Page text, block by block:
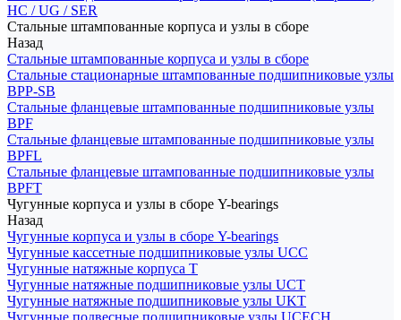
HC / UG / SER
Стальные штампованные корпуса и узлы в сборе
Назад
Стальные штампованные корпуса и узлы в сборе
Стальные стационарные штампованные подшипниковые узлы
BPP-SB
Стальные фланцевые штампованные подшипниковые узлы
BPF
Стальные фланцевые штампованные подшипниковые узлы
BPFL
Стальные фланцевые штампованные подшипниковые узлы
BPFT
Чугунные корпуса и узлы в сборе Y-bearings
Назад
Чугунные корпуса и узлы в сборе Y-bearings
Чугунные кассетные подшипниковые узлы UCC
Чугунные натяжные корпуса T
Чугунные натяжные подшипниковые узлы UCT
Чугунные натяжные подшипниковые узлы UKT
Чугунные подвесные подшипниковые узлы UCECH